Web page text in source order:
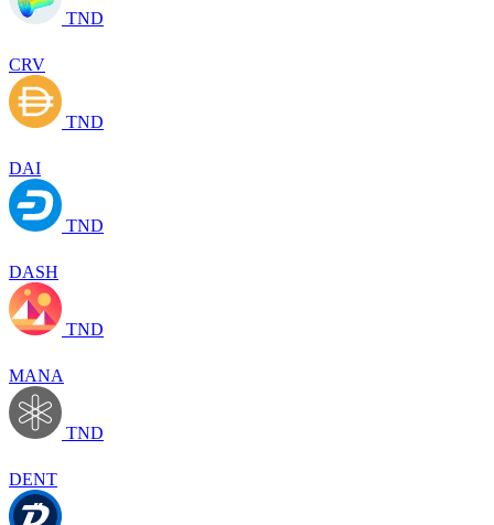
TND
CRV
TND
DAI
TND
DASH
TND
MANA
TND
DENT